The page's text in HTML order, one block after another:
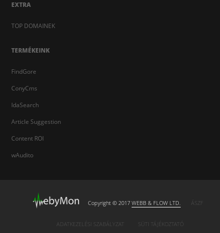
EXTRA
TOP DOMAINEK
TERMÉKEINK
FindGore
ConyCms
IdaSearch
Article Suggestion
Content ROI
wAudito
Copyright © 2017 WEBB & FLOW LTD. ÁSZF
ADATKEZELÉSI SZABÁLYZAT SÜTI TÁJÉKOZTATÓ